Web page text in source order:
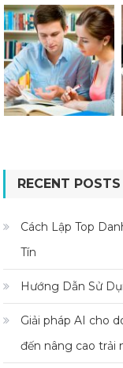
RECENT POSTS
Cách Lập Top
Tín
Hướng Dẫn Sử
Giải pháp AI cho
đến nâng cao trải